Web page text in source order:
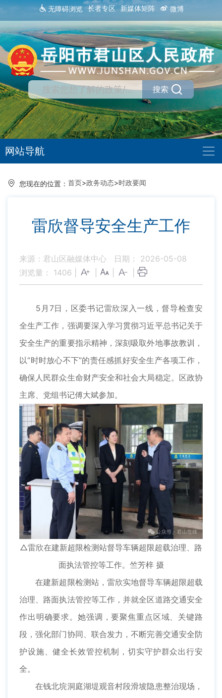
无障碍浏览 长者专区 新媒体矩阵 微博
搜索
网站导航
您现在的位置： 首页>政务动态>时政要闻
雷欣督导安全生产工作
来源：君山区融媒体中心
日期： 2026-05-08
浏览量： 1406
5月7日，区委书记雷欣深入一线，督导检查安
全生产工作，强调要深入学习贯彻习近平总书记关于
安全生产的重要指示精神，深刻吸取外地事故教训，
以“时时放心不下”的责任感抓好安全生产各项工作，
确保人民群众生命财产安全和社会大局稳定。区政协
主席、党组书记傅大斌参加。
△雷欣在建新超限检测站督导车辆超限超载治理、路
面执法管控等工作。竺芳梓 摄
在建新超限检测站，雷欣实地督导车辆超限超载
治理、路面执法管控等工作，并就全区道路交通安全
作出明确要求。她强调，要聚焦重点区域、关键路
段，强化部门协同、联合发力，不断完善交通安全防
护设施、健全长效管控机制，切实守护群众出行安
全。
在钱北垸洞庭湖堤观音村段滑坡隐患整治现场，